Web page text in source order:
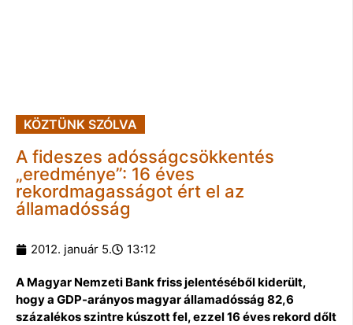
KÖZTÜNK SZÓLVA
A fideszes adósságcsökkentés
„eredménye”: 16 éves
rekordmagasságot ért el az
államadósság
2012. január 5. 13:12
A Magyar Nemzeti Bank friss jelentéséből kiderült,
hogy a GDP-arányos magyar államadósság 82,6
százalékos szintre kúszott fel, ezzel 16 éves rekord dőlt